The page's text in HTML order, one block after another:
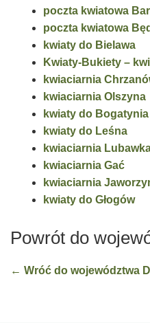
poczta kwiatowa
poczta kwiatowa
kwiaty do Bielawa
Kwiaty-Bukiety –
kwiaciarnia
kwiaciarnia Olszyna
kwiaty do Bogatynia
kwiaty do Leśna
kwiaciarnia
kwiaciarnia Gać
kwiaciarnia
kwiaty do Głogów
Powrót do
← Wróć do województwa